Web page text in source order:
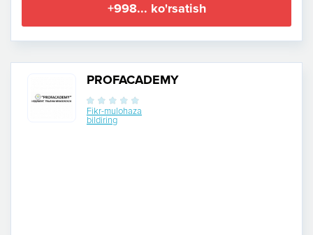
+998... ko'rsatish
PROFACADEMY
Fikr-mulohaza
bildiring